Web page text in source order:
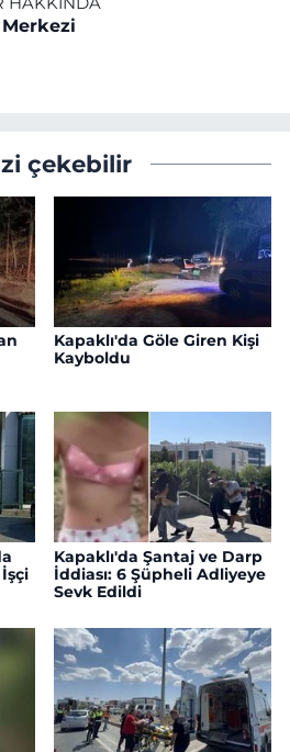
çekebilir
Kapaklı'da Göle Giren Kişi
Kayboldu
Kapaklı'da Şantaj ve Darp
İddiası: 6 Şüpheli Adliyeye
Sevk Edildi